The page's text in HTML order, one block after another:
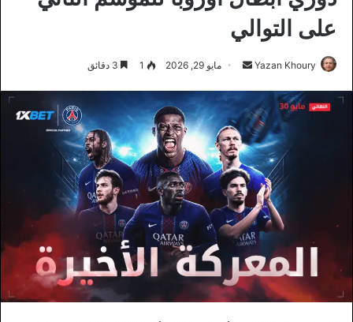
على التوالي
Yazan Khoury
أرسل
إلكترونيا
مايو 29, 2026 1